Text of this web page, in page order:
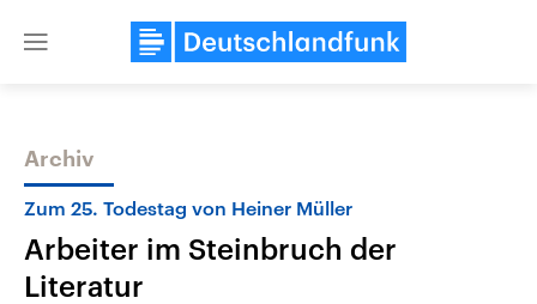
Close
Themen
Archiv
Zum 25. Todestag von Heiner Müller
Arbeiter im Steinbruch der
Literatur